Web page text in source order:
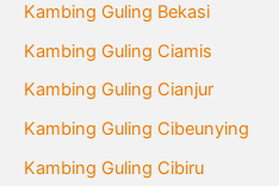
Kambing Guling Bekasi
Kambing Guling Ciamis
Kambing Guling Cianjur
Kambing Guling Cibeunying
Kambing Guling Cibiru